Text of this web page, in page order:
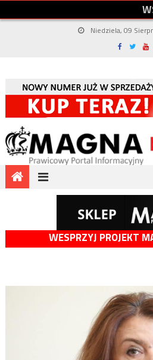
W
Niedziela, 09
WESPRZYJ PROJEKT